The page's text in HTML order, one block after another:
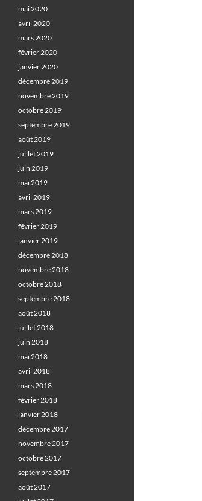
mai 2020
avril 2020
mars 2020
février 2020
janvier 2020
décembre 2019
novembre 2019
octobre 2019
septembre 2019
août 2019
juillet 2019
juin 2019
mai 2019
avril 2019
mars 2019
février 2019
janvier 2019
décembre 2018
novembre 2018
octobre 2018
septembre 2018
août 2018
juillet 2018
juin 2018
mai 2018
avril 2018
mars 2018
février 2018
janvier 2018
décembre 2017
novembre 2017
octobre 2017
septembre 2017
août 2017